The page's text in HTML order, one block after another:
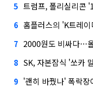
5 트럼프, 폴리실리콘
6 홈플러스의 'K트레
7 2000원도 비싸다…올
8 SK, 자본잠식 '쏘카
9 '괜히 바꿨나' 폭락장이